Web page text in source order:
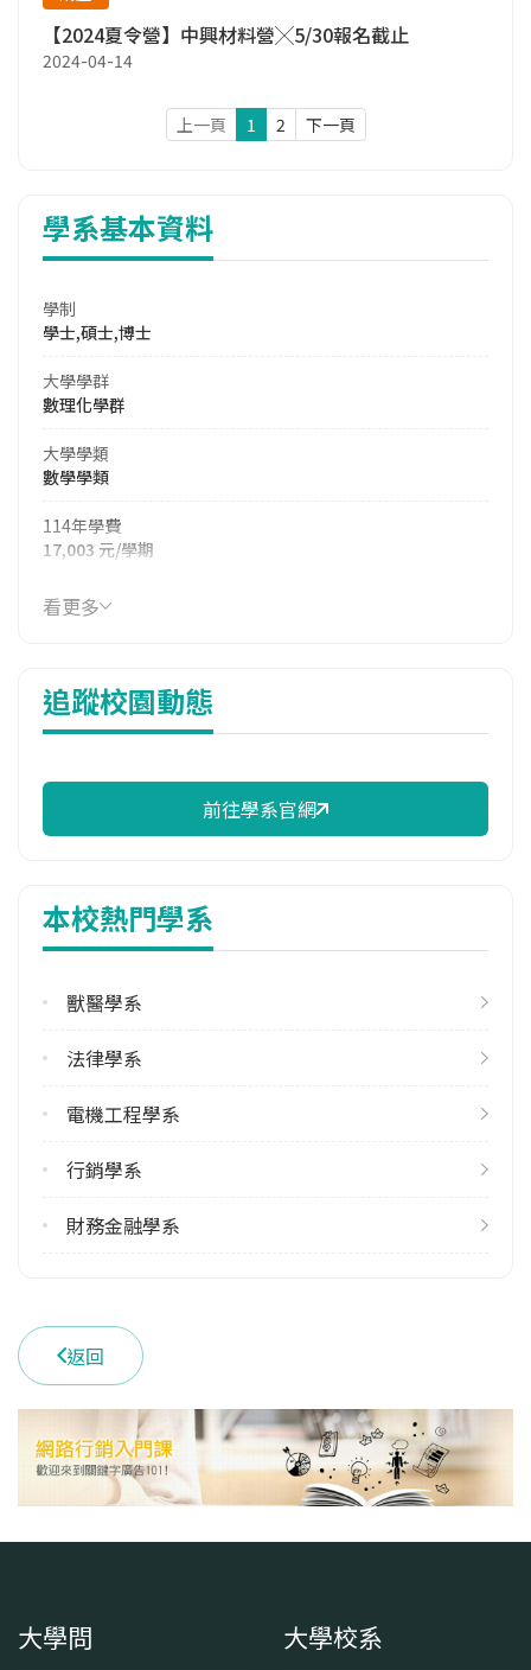
【2024夏令營】中興材料營╳5/30報名截止
2024-04-14
上一頁 1 2 下一頁
學系基本資料
學制
學士,碩士,博士
大學學群
數理化學群
大學學類
數學學類
114年學費
17,003 元/學期
114年雜費
10,649 元/學期
100.00%
修輔系人數
113學年度下學期
雙主修人數
113學年度上學期
2
學系電話
臺中市南區興大路145號
看更多
追蹤校園動態
前往學系官網
本校熱門學系
獸醫學系
法律學系
電機工程學系
行銷學系
財務金融學系
返回
大學問 大學校系